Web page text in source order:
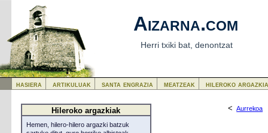
Aizarna.com
Herri txiki bat, denontzat
<Aurrekoa
Hileroko argazkiak
Hemen, hilero-hilero argazki batzuk
hasiera artikuluak santa engrazia meatzeak hileroko